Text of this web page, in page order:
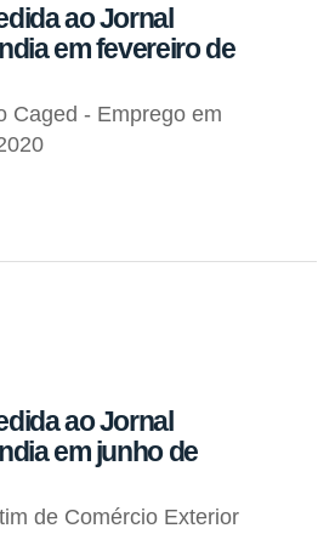
ao Jornal
em fevereiro de
Caged - Emprego em
ao Jornal
em junho de
de Comércio Exterior